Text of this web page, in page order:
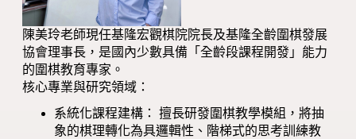
陳美玲老師現任基隆宏觀棋院院長及基隆全齡圍棋發展
協會理事長，是國內少數具備「全齡段課程開發」能力
的圍棋教育專家。
核心專業與研究領域：
系統化課程建構： 擅長研發圍棋教學模組，將抽
象的棋理轉化為具邏輯性、階梯式的思考訓練教